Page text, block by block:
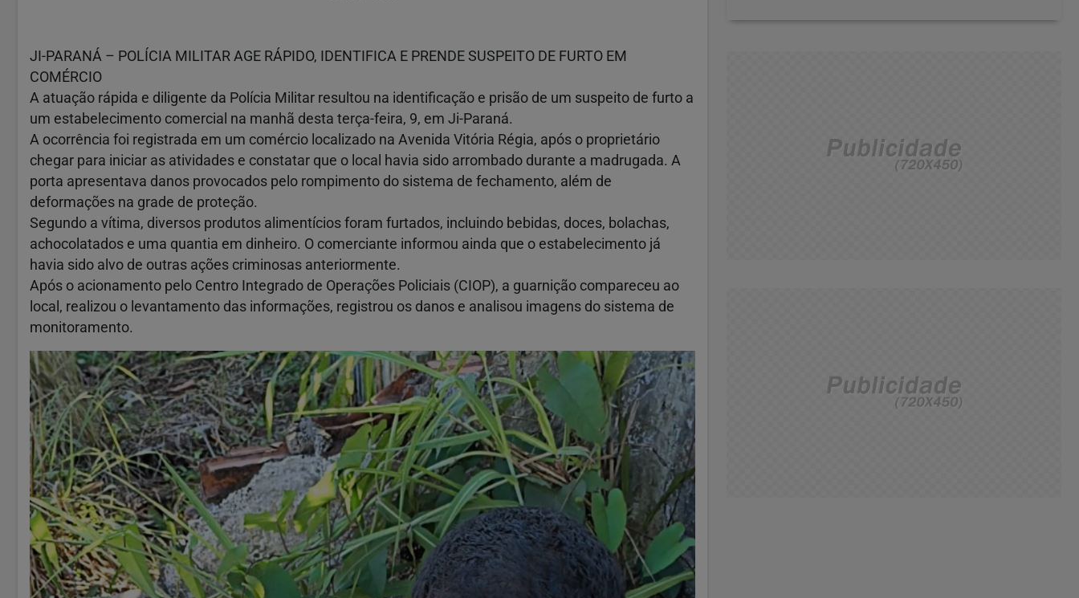
JI-PARANÁ – POLÍCIA MILITAR AGE RÁPIDO, IDENTIFICA E PRENDE SUSPEITO DE FURTO EM
COMÉRCIO
A atuação rápida e diligente da Polícia Militar resultou na identificação e prisão de um suspeito de furto a
um estabelecimento comercial na manhã desta terça-feira, 9, em Ji-Paraná.
A ocorrência foi registrada em um comércio localizado na Avenida Vitória Régia, após o proprietário
chegar para iniciar as atividades e constatar que o local havia sido arrombado durante a madrugada. A
porta apresentava danos provocados pelo rompimento do sistema de fechamento, além de
deformações na grade de proteção.
Segundo a vítima, diversos produtos alimentícios foram furtados, incluindo bebidas, doces, bolachas,
achocolatados e uma quantia em dinheiro. O comerciante informou ainda que o estabelecimento já
havia sido alvo de outras ações criminosas anteriormente.
Após o acionamento pelo Centro Integrado de Operações Policiais (CIOP), a guarnição compareceu ao
local, realizou o levantamento das informações, registrou os danos e analisou imagens do sistema de
monitoramento.